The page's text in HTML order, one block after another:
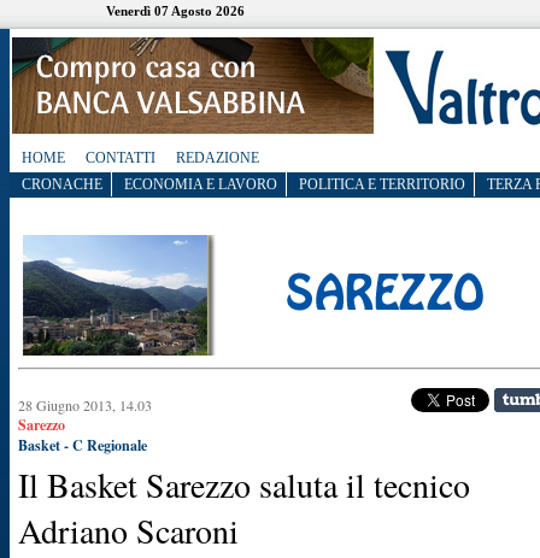
Venerdì 07 Agosto 2026
HOME CONTATTI
REDAZIONE
CRONACHE
ECONOMIA E LAVORO POLITICA E TERRITORIO TERZA
28 Giugno 2013, 14.03
Sarezzo
Basket - C Regionale
Il Basket Sarezzo saluta il tecnico
Adriano Scaroni